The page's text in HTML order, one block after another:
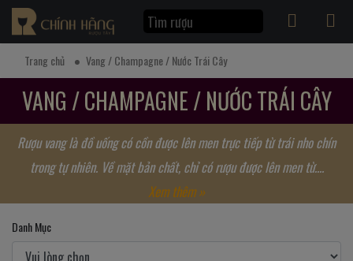
Trang chủ Vang / Champagne / Nước Trái Cây
VANG / CHAMPAGNE / NƯỚC TRÁI CÂY
Rượu vang là đồ uống có cồn được lên men trực tiếp từ trái nho chín
trong tự nhiên. Về mặt bản chất, chỉ có rượu được lên men từ....
Xem thêm »
Danh Mục